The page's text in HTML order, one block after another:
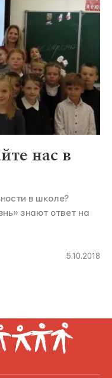
нас в
в школе?
знают ответ на
5.10.2018